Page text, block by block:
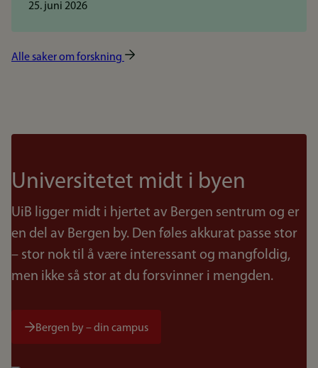
25. juni 2026
Alle saker om forskning
Universitetet midt i byen
UiB ligger midt i hjertet av Bergen sentrum og er
en del av Bergen by. Den føles akkurat passe stor
– stor nok til å være interessant og mangfoldig,
men ikke så stor at du forsvinner i mengden.
Bergen by – din campus